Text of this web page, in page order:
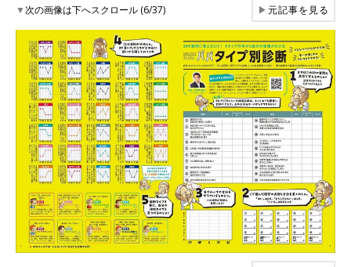
▼次の画像は下へスクロール (6/37) ▶元記事を見る